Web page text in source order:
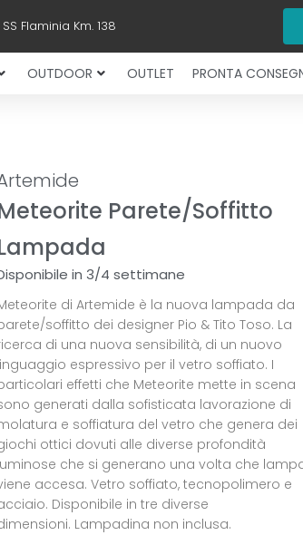
Flaminia Km. 138
OUTDOOR OUTLET PRONTA
Parete/Soffitto
in 3/4 settimane
di Artemide è la nuova lampada da
soffitto dei designer Pio & Tito Toso. La
di una nuova sensibilità, di un nuovo
espressivo per il vetro soffiato. I
effetti che Meteorite mette in scena
generati dalla sofisticata lavorazione di
e soffiatura del vetro che genera dei
ottici dovuti alle diverse profondità
che si generano una volta che
accesa. Vetro soffiato, tecnopolimero e
Disponibile in tre diverse
Lampadina non inclusa.